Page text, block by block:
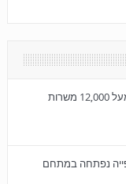
נפתחה במתחם